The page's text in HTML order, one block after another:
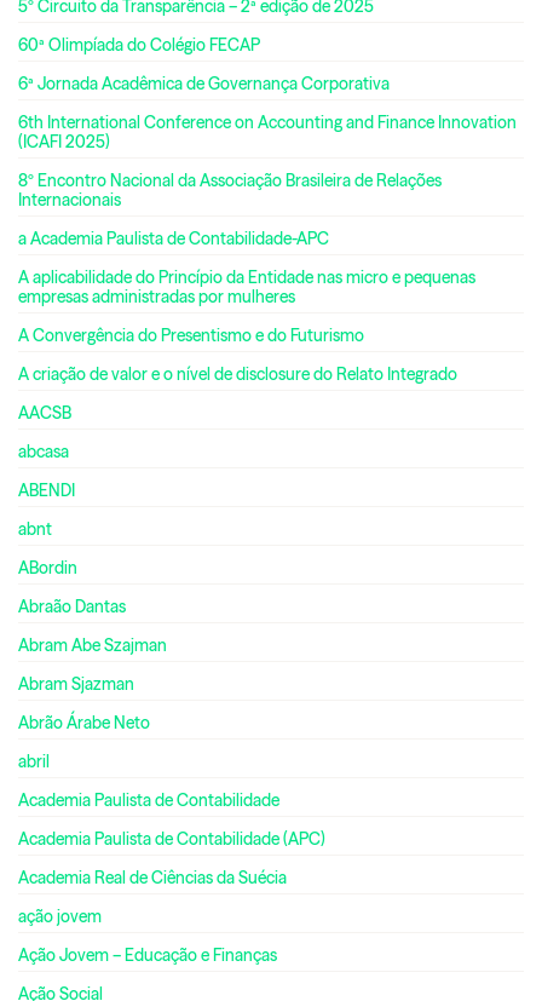
5º Circuito da Transparência – 2ª edição de 2025
60ª Olimpíada do Colégio FECAP
6ª Jornada Acadêmica de Governança Corporativa
6th International Conference on Accounting and Finance Innovation
(ICAFI 2025)
8º Encontro Nacional da Associação Brasileira de Relações
Internacionais
a Academia Paulista de Contabilidade-APC
A aplicabilidade do Princípio da Entidade nas micro e pequenas
empresas administradas por mulheres
A Convergência do Presentismo e do Futurismo
A criação de valor e o nível de disclosure do Relato Integrado
AACSB
abcasa
ABENDI
abnt
ABordin
Abraão Dantas
Abram Abe Szajman
Abram Sjazman
Abrão Árabe Neto
abril
Academia Paulista de Contabilidade
Academia Paulista de Contabilidade (APC)
Academia Real de Ciências da Suécia
ação jovem
Ação Jovem – Educação e Finanças
Ação Social